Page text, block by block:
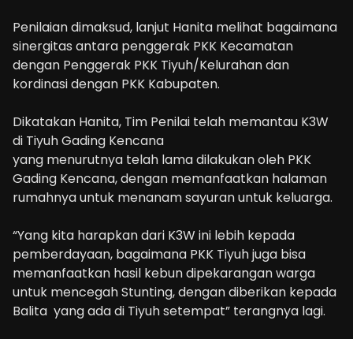
Penilaian dimaksud, lanjut Hanita melihat bagaimana
sinergitas antara penggerak PKK Kecamatan
dengan Penggerak PKK Tiyuh/Kelurahan dan
kordinasi dengan PKK Kabupaten.
Dikatakan Hanita, Tim Penilai telah memantau K3W
di Tiyuh Gading Kencana
yang menurutnya telah lama dilakukan oleh PKK
Gading Kencana, dengan memanfaatkan halaman
rumahnya untuk menanam sayuran untuk keluarga.
“Yang kita harapkan dari K3W ini lebih kepada
pemberdayaan, bagaimana PKK Tiyuh juga bisa
memanfaatkan hasil kebun dipekarangan warga
untuk mencegah Stunting, dengan diberikan kepada
Balita yang ada di Tiyuh setempat” terangnya lagi.